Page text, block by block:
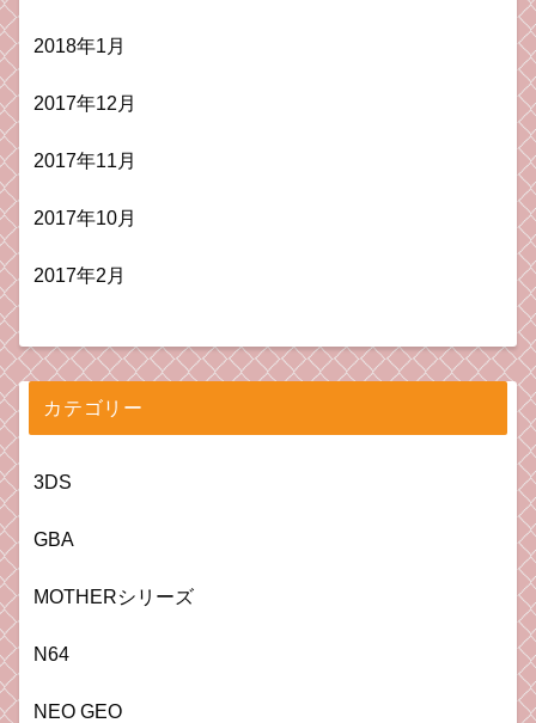
2018年1月
2017年12月
2017年11月
2017年10月
2017年2月
カテゴリー
3DS
GBA
MOTHERシリーズ
N64
NEO GEO